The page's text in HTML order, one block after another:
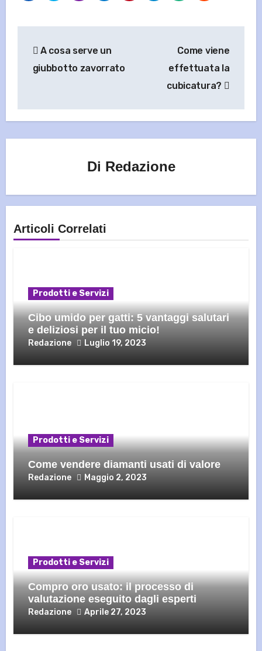
articoli
A cosa serve un
giubbotto zavorrato
Come viene
effettuata la
cubicatura?
Di Redazione
Articoli Correlati
Prodotti e Servizi
Cibo umido per gatti: 5 vantaggi salutari
e deliziosi per il tuo micio!
Redazione Luglio 19, 2023
Prodotti e Servizi
Come vendere diamanti usati di valore
Redazione Maggio 2, 2023
Prodotti e Servizi
Compro oro usato: il processo di
valutazione eseguito dagli esperti
Redazione Aprile 27, 2023